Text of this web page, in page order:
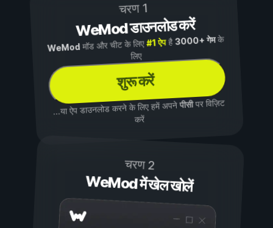
चरण 1
WeMod डाउनलोड करें
WeMod मॉड और चीट के लिए#1 ऐपहै3000+ गेमके
लिए
शुरू करें
...या ऐप डाउनलोड करने के लिए हमें अपनेपीसीपर विज़िट
करें
चरण 2
WeMod में खेल खोलें